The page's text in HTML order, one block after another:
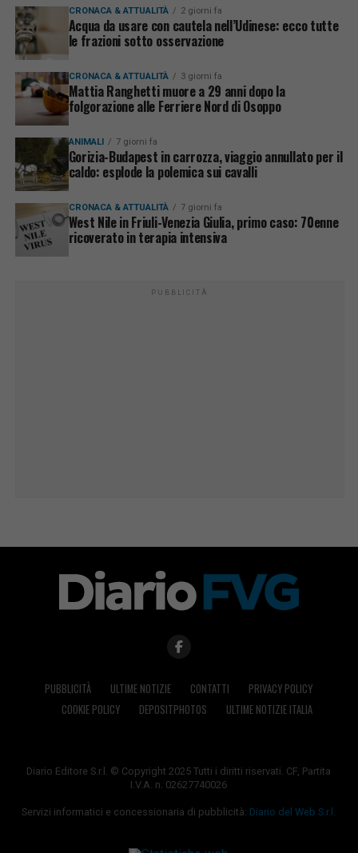
CRONACA & ATTUALITÀ 2 giorni fa
Acqua da usare con cautela nell’Udinese: ecco tutte
le frazioni sotto osservazione
CRONACA & ATTUALITÀ 3 giorni fa
Mattia Ranghetti muore a 29 anni dopo la
folgorazione alle Ferriere Nord di Osoppo
ANIMALI 7 giorni fa
Gorizia-Budapest in carrozza, viaggio annullato per il
caldo: esplode la polemica sui cavalli
CRONACA & ATTUALITÀ 7 giorni fa
West Nile in Friuli-Venezia Giulia, primo caso: 70enne
ricoverato in terapia intensiva
PUBBLICITÀ
PUBBLICITÀ ULTIME NOTIZIE CONTATTI
PRIVACY POLICY
COOKIE POLICY
DEPOSITPHOTOS ULTIME NOTIZIE ITALIA
Diario Editore S.r.l. © Copyright 2025 Tutti i diritti riservati. CF, Partita
I.V.A. n. 02627740026
Servizi informatici e concessionaria di pubblicità: Diario del Web S.r.l.